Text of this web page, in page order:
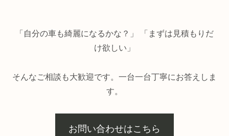
「自分の車も綺麗になるかな？」 「まずは見積もりだ
け欲しい」
そんなご相談も大歓迎です。一台一台丁寧にお答えしま
す。
お問い合わせはこちら